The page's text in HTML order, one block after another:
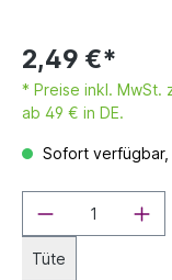
2,49 €*
* Preise inkl. MwSt.
ab 49 € in DE.
Sofort
Tüte